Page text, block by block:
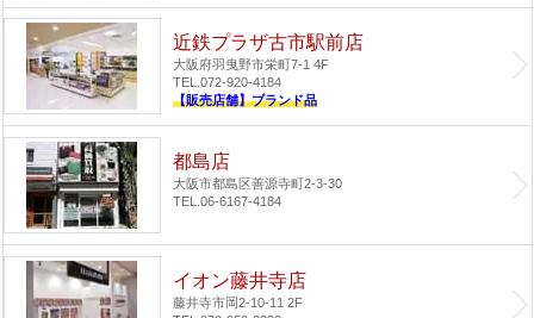
近鉄プラザ古市駅前店
大阪府羽曳野市栄町7-1 4F
TEL.072-920-4184
【販売店舗】ブランド品
都島店
大阪市都島区善源寺町2-3-30
TEL.06-6167-4184
イオン藤井寺店
藤井寺市岡2-10-11 2F